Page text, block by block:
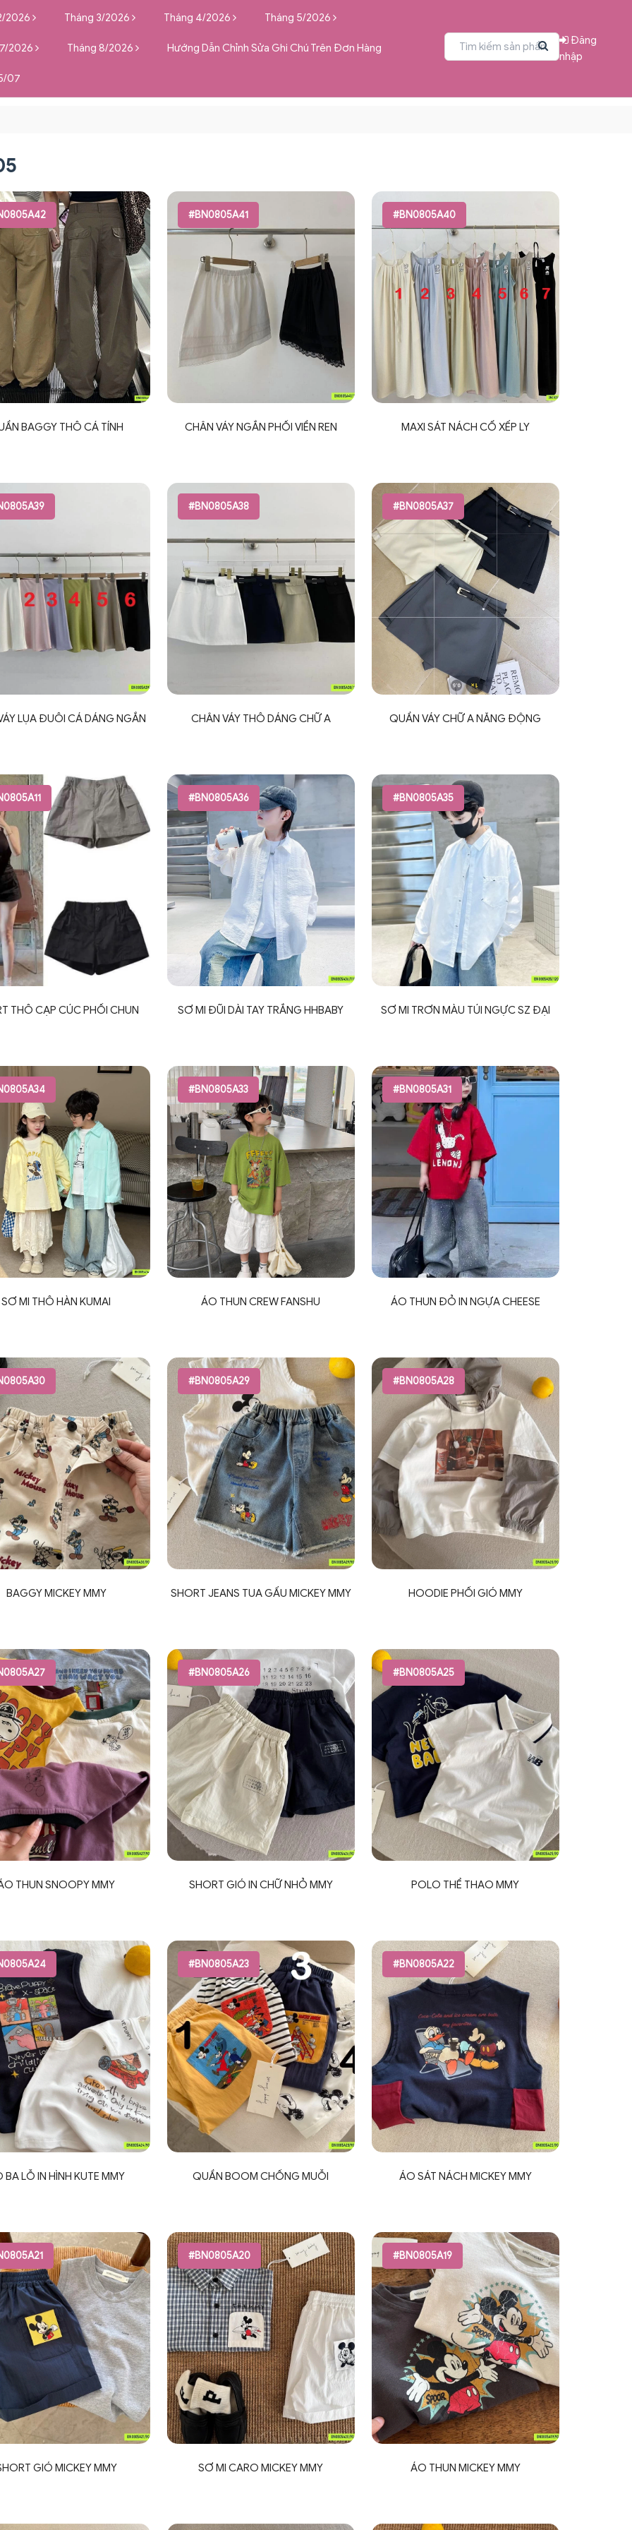
2026 Tháng 3/2026 Tháng 4/2026 Tháng 5/2026
2026 Tháng 8/2026 Hướng Dẫn Chỉnh Sửa Ghi Chú Trên Đơn Hàng
07
Đăng
nhập
BAGGY THÔ CÁ TÍNH
#BN0805A41
CHÂN VÁY NGẮN PHỐI VIỀN REN
#BN0805A40
MAXI SÁT NÁCH CỔ XẾP LY
LỤA ĐUÔI CÁ DÁNG NGẮN
#BN0805A38
CHÂN VÁY THÔ DÁNG CHỮ A
#BN0805A37
QUẦN VÁY CHỮ A NĂNG ĐỘNG
THÔ CẠP CÚC PHỐI CHUN
#BN0805A36
SƠ MI ĐŨI DÀI TAY TRẮNG HHBABY
#BN0805A35
SƠ MI TRƠN MÀU TÚI NGỰC SZ ĐẠI
SƠ MI THÔ HÀN KUMAI
#BN0805A33
ÁO THUN CREW FANSHU
#BN0805A31
ÁO THUN ĐỎ IN NGỰA CHEESE
BAGGY MICKEY MMY
#BN0805A29
SHORT JEANS TUA GẤU MICKEY MMY
#BN0805A28
HOODIE PHỐI GIÓ MMY
THUN SNOOPY MMY
#BN0805A26
SHORT GIÓ IN CHỮ NHỎ MMY
#BN0805A25
POLO THỂ THAO MMY
BA LỖ IN HÌNH KUTE MMY
#BN0805A23
QUẦN BOOM CHỐNG MUỖI
#BN0805A22
ÁO SÁT NÁCH MICKEY MMY
GIÓ MICKEY MMY
#BN0805A20
SƠ MI CARO MICKEY MMY
#BN0805A19
ÁO THUN MICKEY MMY